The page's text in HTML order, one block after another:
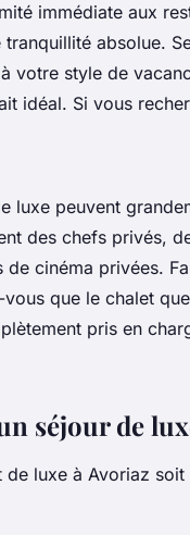
immédiate aux
absolue.
votre style de
idéal. Si vous
luxe peuvent
des chefs privés,
cinéma privées.
que le chalet
pris en
séjour de
luxe à Avoriaz